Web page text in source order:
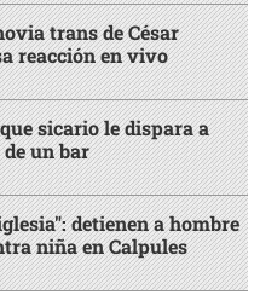
trans de César
reacción en vivo
sicario le dispara a
un bar
detienen a hombre
niña en Calpules